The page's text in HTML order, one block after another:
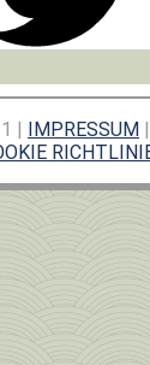
| IMPRESSUM